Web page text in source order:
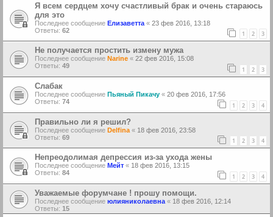
Я всем сердцем хочу счастливый брак и очень стараюсь
для это
Последнее сообщение Елизаветта « 23 фев 2016, 13:18
Ответы: 62 1 2 3
Не получается простить измену мужа
Последнее сообщение Narine « 22 фев 2016, 15:08
Ответы: 49 1 2 3
Слабак
Последнее сообщение Пьяный Пикачу « 20 фев 2016, 17:56
Ответы: 74 1 2 3 4
Правильно ли я решил?
Последнее сообщение Delfina « 18 фев 2016, 23:58
Ответы: 69 1 2 3 4
Непреодолимая депрессия из-за ухода жены
Последнее сообщение Мейт « 18 фев 2016, 13:15
Ответы: 84 1 2 3 4
Уважаемые форумчане ! прошу помощи.
Последнее сообщение юлияниколаевна « 18 фев 2016, 12:14
Ответы: 15